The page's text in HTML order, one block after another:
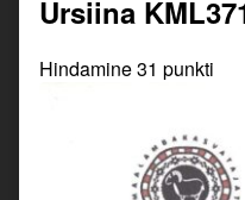
Ursiina
Hindamine 31 punkti